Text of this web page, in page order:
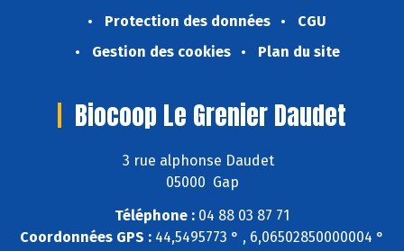
Protection des données
CGU
Gestion des cookies
Plan du site
Biocoop Le Grenier Daudet
3 rue alphonse Daudet
05000 Gap
Téléphone : 04 88 03 87 71
Coordonnées GPS : 44,5495773 ° , 6,06502850000004 °